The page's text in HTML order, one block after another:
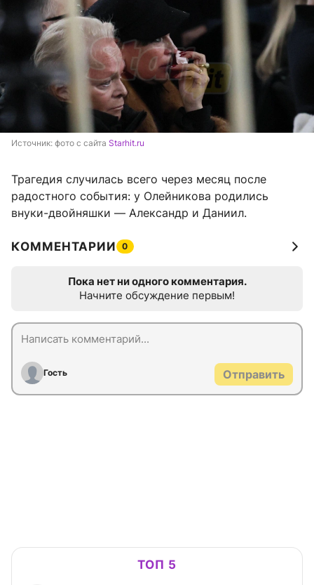
Источник: фото с сайта Starhit.ru
Трагедия случилась всего через месяц после
радостного события: у Олейникова родились
внуки-двойняшки — Александр и Даниил.
КОММЕНТАРИИ 0
Пока нет ни одного комментария.
Начните обсуждение первым!
Гость Отправить
ТОП 5